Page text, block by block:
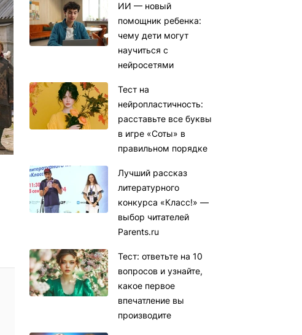
ИИ — новый
помощник ребенка:
чему дети могут
научиться с
нейросетями
Тест на
нейропластичность:
расставьте все буквы
в игре «Соты» в
правильном порядке
Лучший рассказ
литературного
конкурса «Класс!» —
выбор читателей
Parents.ru
Тест: ответьте на 10
вопросов и узнайте,
какое первое
впечатление вы
производите